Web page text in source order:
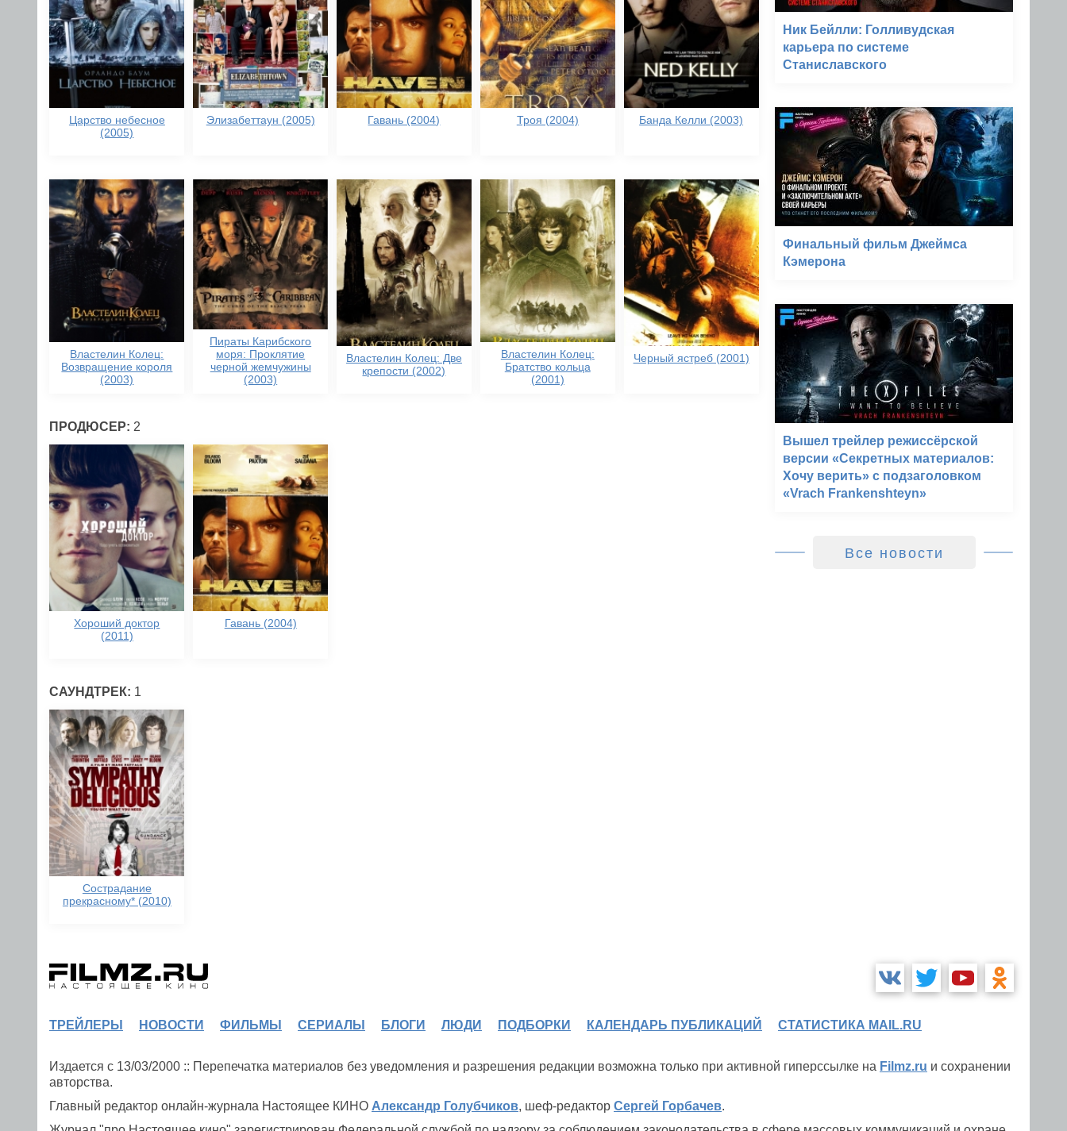
Царство небесное
(2005)
Элизабеттаун (2005) Гавань (2004) Троя (2004) Банда Келли (2003)
Властелин Колец:
Возвращение короля
(2003)
Пираты Карибского
моря: Проклятие
черной жемчужины
(2003)
Властелин Колец: Две
крепости (2002)
Властелин Колец:
Братство кольца
(2001)
Черный ястреб (2001)
ПРОДЮСЕР: 2
Хороший доктор
(2011)
Гавань (2004)
САУНДТРЕК: 1
Сострадание
прекрасному* (2010)
Ник Бейлли: Голливудская
карьера по системе
Станиславского
Финальный фильм Джеймса
Кэмерона
Вышел трейлер режиссёрской
версии «Секретных материалов:
Хочу верить» с подзаголовком
«Vrach Frankenshteyn»
Все новости
ТРЕЙЛЕРЫ НОВОСТИ ФИЛЬМЫ СЕРИАЛЫ БЛОГИ ЛЮДИ ПОДБОРКИ КАЛЕНДАРЬ ПУБЛИКАЦИЙ СТАТИСТИКА MAIL.RU
Издается с 13/03/2000 :: Перепечатка материалов без уведомления и разрешения редакции возможна только при активной гиперссылке на Filmz.ru и сохранении
авторства.
Главный редактор онлайн-журнала Настоящее КИНО Александр Голубчиков, шеф-редактор Сергей Горбачев.